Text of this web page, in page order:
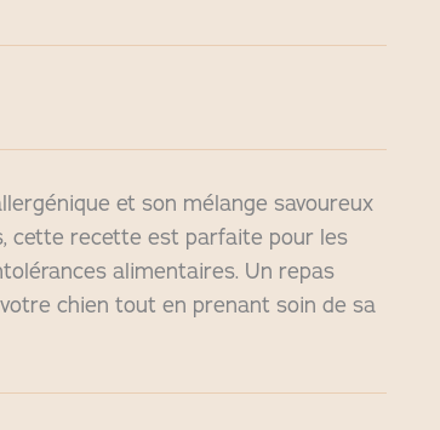
et son mélange savoureux
cette recette est parfaite pour les
alimentaires. Un repas
chien tout en prenant soin de sa